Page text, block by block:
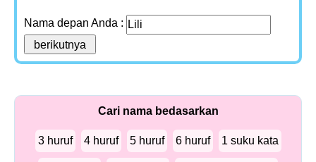
Nama depan Anda :
Cari nama bedasarkan
3 huruf 4 huruf 5 huruf 6 huruf 1 suku kata